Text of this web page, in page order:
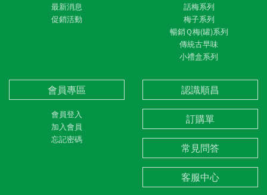
最新消息
促銷活動
話梅系列
梅子系列
暢銷Ｑ梅(罐)系列
傳統古早味
小禮盒系列
會員專區
會員登入
加入會員
忘記密碼
認識順昌
訂購單
常見問答
客服中心